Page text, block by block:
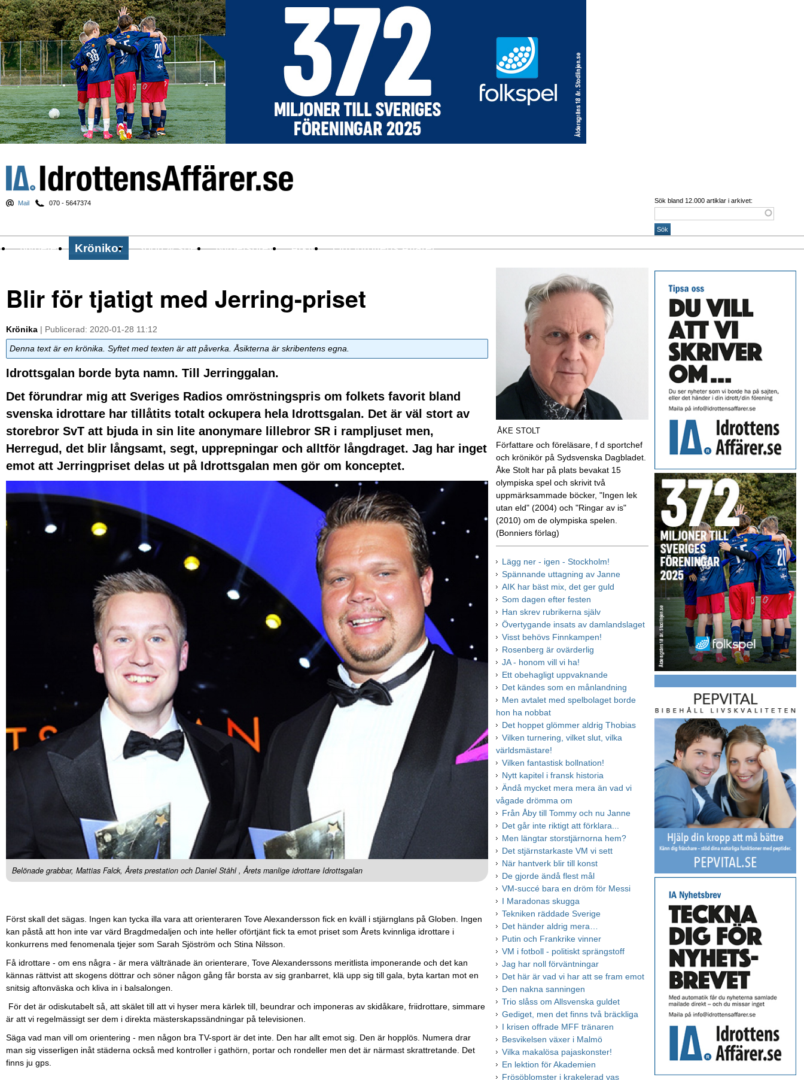
Mail 070 - 5647374 Sök bland 12.000 artiklar i arkivet:
Nyheter Krönikor Sport & spel Nyhetsbrev Arkiv Om Idrottens Affärer
Blir för tjatigt med Jerring-priset
Krönika | Publicerad: 2020-01-28 11:12
Denna text är en krönika. Syftet med texten är att påverka. Åsikterna är skribentens egna.
Idrottsgalan borde byta namn. Till Jerringgalan.
Det förundrar mig att Sveriges Radios omröstningspris om folkets favorit bland
svenska idrottare har tillåtits totalt ockupera hela Idrottsgalan. Det är väl stort av
storebror SvT att bjuda in sin lite anonymare lillebror SR i rampljuset men,
Herregud, det blir långsamt, segt, upprepningar och alltför långdraget. Jag har inget
emot att Jerringpriset delas ut på Idrottsgalan men gör om konceptet.
Belönade grabbar, Mattias Falck, Årets prestation och Daniel Ståhl , Årets manlige idrottare Idrottsgalan
Först skall det sägas. Ingen kan tycka illa vara att orienteraren Tove Alexandersson fick en kväll i stjärnglans på Globen. Ingen
kan påstå att hon inte var värd Bragdmedaljen och inte heller oförtjänt fick ta emot priset som Årets kvinnliga idrottare i
konkurrens med fenomenala tjejer som Sarah Sjöström och Stina Nilsson.
Få idrottare - om ens några - är mera vältränade än orienterare, Tove Alexanderssons meritlista imponerande och det kan
kännas rättvist att skogens döttrar och söner någon gång får borsta av sig granbarret, klä upp sig till gala, byta kartan mot en
snitsig aftonväska och kliva in i balsalongen.
För det är odiskutabelt så, att skälet till att vi hyser mera kärlek till, beundrar och imponeras av skidåkare, friidrottare, simmare
är att vi regelmässigt ser dem i direkta mästerskapssändningar på televisionen.
Säga vad man vill om orientering - men någon bra TV-sport är det inte. Den har allt emot sig. Den är hopplös. Numera drar
man sig visserligen inåt städerna också med kontroller i gathörn, portar och rondeller men det är närmast skrattretande. Det
finns ju gps.
ÅKE STOLT
Författare och föreläsare, f d sportchef
och krönikör på Sydsvenska Dagbladet.
Åke Stolt har på plats bevakat 15
olympiska spel och skrivit två
uppmärksammade böcker, "Ingen lek
utan eld" (2004) och "Ringar av is"
(2010) om de olympiska spelen.
(Bonniers förlag)
Lägg ner - igen - Stockholm!
Spännande uttagning av Janne
AIK har bäst mix, det ger guld
Som dagen efter festen
Han skrev rubrikerna själv
Övertygande insats av damlandslaget
Visst behövs Finnkampen!
Rosenberg är ovärderlig
JA - honom vill vi ha!
Ett obehagligt uppvaknande
Det kändes som en månlandning
Men avtalet med spelbolaget borde
hon ha nobbat
Det hoppet glömmer aldrig Thobias
Vilken turnering, vilket slut, vilka
världsmästare!
Vilken fantastisk bollnation!
Nytt kapitel i fransk historia
Ändå mycket mera mera än vad vi
vågade drömma om
Från Åby till Tommy och nu Janne
Det går inte riktigt att förklara...
Men längtar storstjärnorna hem?
Det stjärnstarkaste VM vi sett
När hantverk blir till konst
De gjorde ändå flest mål
VM-succé bara en dröm för Messi
I Maradonas skugga
Tekniken räddade Sverige
Det händer aldrig mera…
Putin och Frankrike vinner
VM i fotboll - politiskt sprängstoff
Jag har noll förväntningar
Det här är vad vi har att se fram emot
Den nakna sanningen
Trio slåss om Allsvenska guldet
Gediget, men det finns två bräckliga
I krisen offrade MFF tränaren
Besvikelsen växer i Malmö
Vilka makalösa pajaskonster!
En lektion för Akademien
Frösöblomster i krakelerad vas